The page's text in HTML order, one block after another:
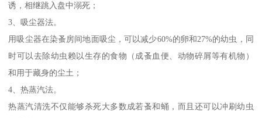
诱，相继跳入盘中溺死；
3、吸尘器法。
用吸尘器在染蚤房间地面吸尘，可以减少60%的卵和27%的幼虫，同
时可以去除幼虫赖以生存的食物（成蚤血便、动物碎屑等有机物）
和用于藏身的尘土；
4、热蒸汽法。
热蒸汽清洗不仅能够杀死大多数成若蚤和蛹，而且还可以冲刷幼虫